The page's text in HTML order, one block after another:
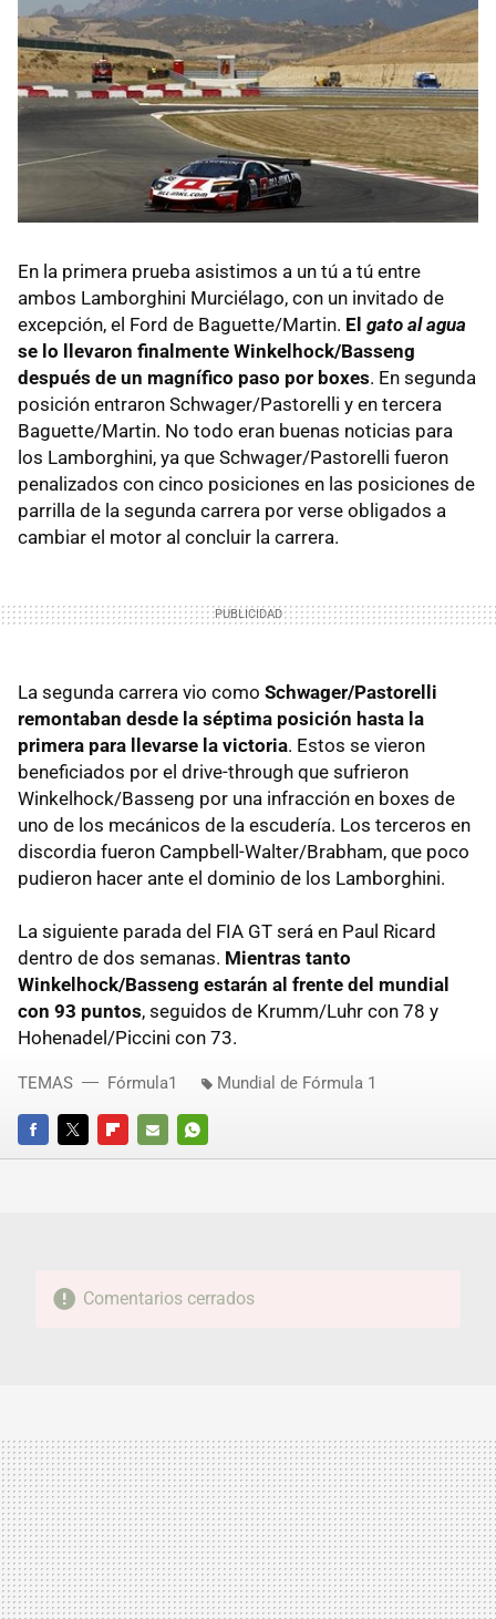
En la primera prueba asistimos a un tú a tú entre
ambos Lamborghini Murciélago, con un invitado de
excepción, el Ford de Baguette/Martin. El gato al agua
se lo llevaron finalmente Winkelhock/Basseng
después de un magnífico paso por boxes. En segunda
posición entraron Schwager/Pastorelli y en tercera
Baguette/Martin. No todo eran buenas noticias para
los Lamborghini, ya que Schwager/Pastorelli fueron
penalizados con cinco posiciones en las posiciones de
parrilla de la segunda carrera por verse obligados a
cambiar el motor al concluir la carrera.
La segunda carrera vio como Schwager/Pastorelli
remontaban desde la séptima posición hasta la
primera para llevarse la victoria. Estos se vieron
beneficiados por el drive-through que sufrieron
Winkelhock/Basseng por una infracción en boxes de
uno de los mecánicos de la escudería. Los terceros en
discordia fueron Campbell-Walter/Brabham, que poco
pudieron hacer ante el dominio de los Lamborghini.
La siguiente parada del FIA GT será en Paul Ricard
dentro de dos semanas. Mientras tanto
Winkelhock/Basseng estarán al frente del mundial
con 93 puntos, seguidos de Krumm/Luhr con 78 y
Hohenadel/Piccini con 73.
FACEBOOKTWITTERFLIPBOARD
E-
WHATSAPP
TEMAS Fórmula1 Mundial de Fórmula 1
Comentarios cerrados